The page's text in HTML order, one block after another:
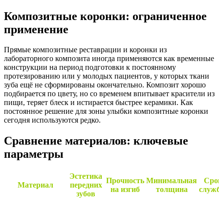
Композитные коронки: ограниченное
применение
Прямые композитные реставрации и коронки из
лабораторного композита иногда применяются как временные
конструкции на период подготовки к постоянному
протезированию или у молодых пациентов, у которых ткани
зуба ещё не сформированы окончательно. Композит хорошо
подбирается по цвету, но со временем впитывает красители из
пищи, теряет блеск и истирается быстрее керамики. Как
постоянное решение для зоны улыбки композитные коронки
сегодня используются редко.
Сравнение материалов: ключевые
параметры
Материал
Эстетика
передних
зубов
Прочность
на изгиб
Минимальная
толщина